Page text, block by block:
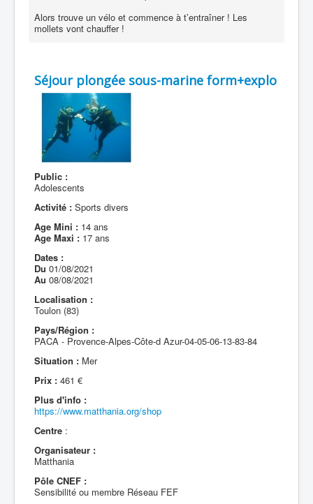
Alors trouve un vélo et commence à t’entraîner ! Les
mollets vont chauffer !
Séjour plongée sous-marine form+explo
Public :
Adolescents
Activité : Sports divers
Age Mini : 14 ans
Age Maxi : 17 ans
Dates :
Du 01/08/2021
Au 08/08/2021
Localisation :
Toulon (83)
Pays/Région :
PACA - Provence-Alpes-Côte-d Azur-04-05-06-13-83-84
Situation : Mer
Prix : 461 €
Plus d'info :
https://www.matthania.org/shop
Centre :
Organisateur :
Matthania
Pôle CNEF :
Sensibilité ou membre Réseau FEF